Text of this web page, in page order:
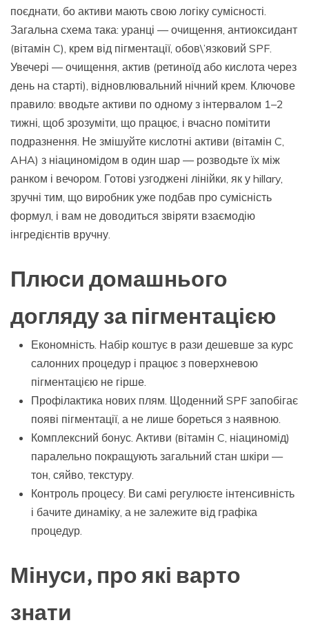
поєднати, бо активи мають свою логіку сумісності.
Загальна схема така: уранці — очищення, антиоксидант
(вітамін C), крем від пігментації, обов\’язковий SPF.
Увечері — очищення, актив (ретиноїд або кислота через
день на старті), відновлювальний нічний крем. Ключове
правило: вводьте активи по одному з інтервалом 1–2
тижні, щоб зрозуміти, що працює, і вчасно помітити
подразнення. Не змішуйте кислотні активи (вітамін C,
AHA) з ніациномідом в один шар — розводьте їх між
ранком і вечором. Готові узгоджені лінійки, як у hillary,
зручні тим, що виробник уже подбав про сумісність
формул, і вам не доводиться звіряти взаємодію
інгредієнтів вручну.
Плюси домашнього
догляду за пігментацією
Економність. Набір коштує в рази дешевше за курс
салонних процедур і працює з поверхневою
пігментацією не гірше.
Профілактика нових плям. Щоденний SPF запобігає
появі пігментації, а не лише бореться з наявною.
Комплексний бонус. Активи (вітамін C, ніациномід)
паралельно покращують загальний стан шкіри —
тон, сяйво, текстуру.
Контроль процесу. Ви самі регулюєте інтенсивність
і бачите динаміку, а не залежите від графіка
процедур.
Мінуси, про які варто
знати